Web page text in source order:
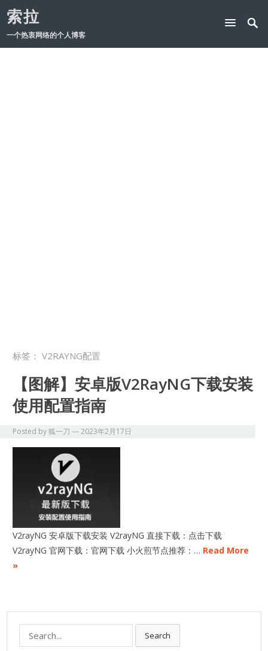
索拉
一个热衷网络的个人博客
标签：V2RAYNG配置
【图解】安卓版V2RayNG下载安装
使用配置指南
Posted by狐一刀 —2023年2月17日
V2rayNG 安卓版下载安装 V2rayNG 直接下载：点击下载
V2rayNG 官网下载：官网下载 小火煎节点推荐：… Read More
»
Search